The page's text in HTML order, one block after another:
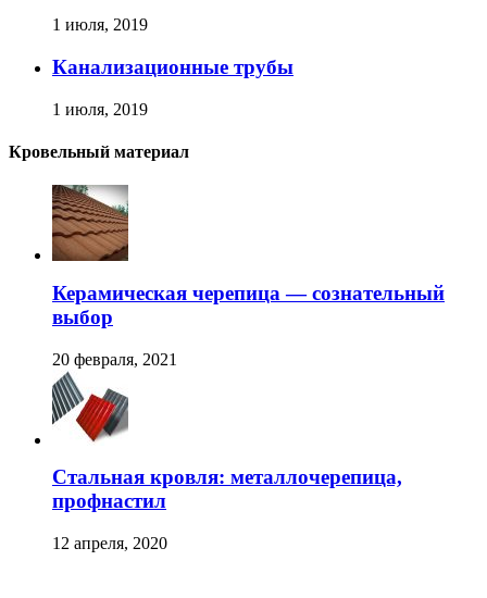
1 июля, 2019
Канализационные трубы
1 июля, 2019
Кровельный материал
Керамическая черепица — сознательный
выбор
20 февраля, 2021
Стальная кровля: металлочерепица,
профнастил
12 апреля, 2020